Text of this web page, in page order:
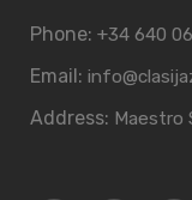
Phone: +34 640 06
Email:
Address: Maestro